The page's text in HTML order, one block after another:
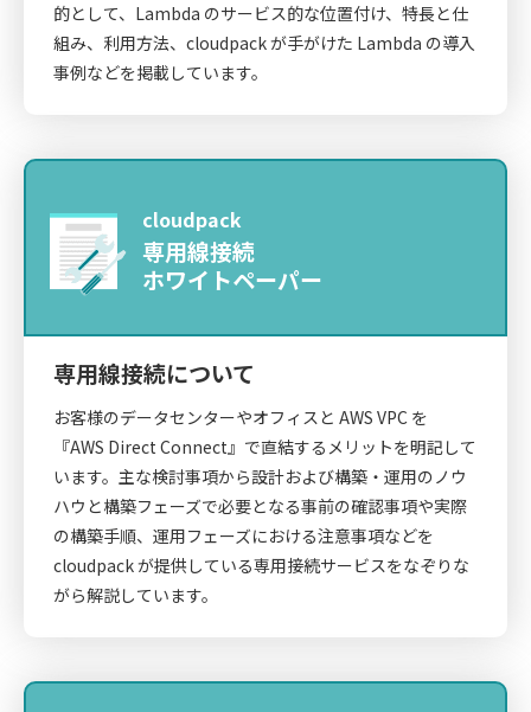
的として、Lambda のサービス的な位置付け、特長と仕
組み、利用方法、cloudpack が手がけた Lambda の導入
事例などを掲載しています。
cloudpack
専用線接続
ホワイトペーパー
専用線接続について
お客様のデータセンターやオフィスと AWS VPC を
『AWS Direct Connect』で直結するメリットを明記して
います。主な検討事項から設計および構築・運用のノウ
ハウと構築フェーズで必要となる事前の確認事項や実際
の構築手順、運用フェーズにおける注意事項などを
cloudpack が提供している専用接続サービスをなぞりな
がら解説しています。